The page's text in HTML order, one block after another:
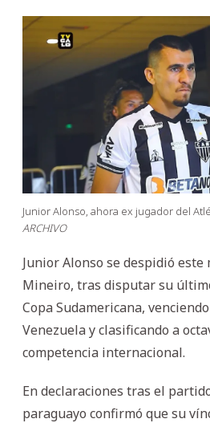
Junior Alonso, ahora ex jugador del
ARCHIVO
Junior Alonso se despidió
Mineiro, tras disputar su
Copa Sudamericana,
Venezuela y clasificando a
competencia internacional.
En declaraciones tras el
paraguayo confirmó que su